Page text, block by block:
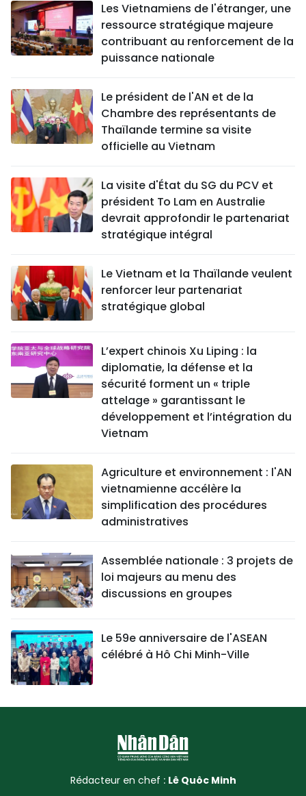
Les Vietnamiens de l'étranger, une
ressource stratégique majeure
contribuant au renforcement de la
puissance nationale
Le président de l'AN et de la
Chambre des représentants de
Thaïlande termine sa visite
officielle au Vietnam
La visite d'État du SG du PCV et
président To Lam en Australie
devrait approfondir le partenariat
stratégique intégral
Le Vietnam et la Thaïlande veulent
renforcer leur partenariat
stratégique global
L’expert chinois Xu Liping : la
diplomatie, la défense et la
sécurité forment un « triple
attelage » garantissant le
développement et l’intégration du
Vietnam
Agriculture et environnement : l'AN
vietnamienne accélère la
simplification des procédures
administratives
Assemblée nationale : 3 projets de
loi majeurs au menu des
discussions en groupes
Le 59e anniversaire de l'ASEAN
célébré à Hô Chi Minh-Ville
Rédacteur en chef : Lê Quôc Minh